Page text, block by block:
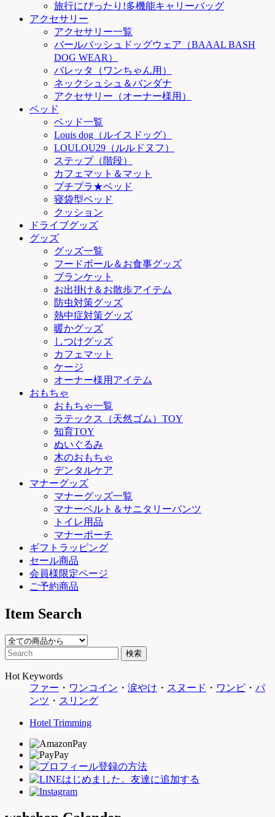
旅行にぴったり!多機能キャリーバッグ
アクセサリー
アクセサリー一覧
バールバッシュドッグウェア（BAAAL BASH
DOG WEAR）
バレッタ（ワンちゃん用）
ネックシュシュ＆バンダナ
アクセサリー（オーナー様用）
ベッド
ベッド一覧
Louis dog（ルイスドッグ）
LOULOU29（ルルドヌフ）
ステップ（階段）
カフェマット＆マット
プチプラ★ベッド
寝袋型ベッド
クッション
ドライブグッズ
グッズ
グッズ一覧
フードボール＆お食事グッズ
ブランケット
お出掛け＆お散歩アイテム
防虫対策グッズ
熱中症対策グッズ
暖かグッズ
しつけグッズ
カフェマット
ケージ
オーナー様用アイテム
おもちゃ
おもちゃ一覧
ラテックス（天然ゴム）TOY
知育TOY
ぬいぐるみ
木のおもちゃ
デンタルケア
マナーグッズ
マナーグッズ一覧
マナーベルト＆サニタリーパンツ
トイレ用品
マナーポーチ
ギフトラッピング
セール商品
会員様限定ページ
ご予約商品
Item Search
Hot Keywords
ファー ・ ワンコイン ・ 涙やけ ・ スヌード ・ ワンピ ・ パ
ンツ ・ スリング
Hotel Trimming